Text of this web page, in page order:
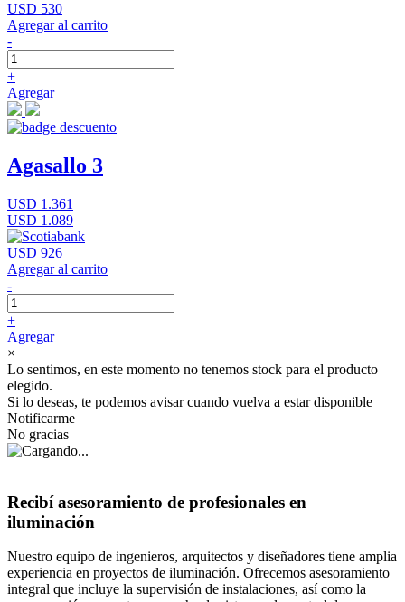
USD 530
Agregar al carrito
-
+
Agregar
Agasallo 3
USD 1.361
USD 1.089
USD 926
Agregar al carrito
-
+
Agregar
×
Lo sentimos, en este momento no tenemos stock para el producto
elegido.
Si lo deseas, te podemos avisar cuando vuelva a estar disponible
Notificarme
No gracias
Recibí asesoramiento de profesionales en
iluminación
Nuestro equipo de ingenieros, arquitectos y diseñadores tiene amplia
experiencia en proyectos de iluminación. Ofrecemos asesoramiento
integral que incluye la supervisión de instalaciones, así como la